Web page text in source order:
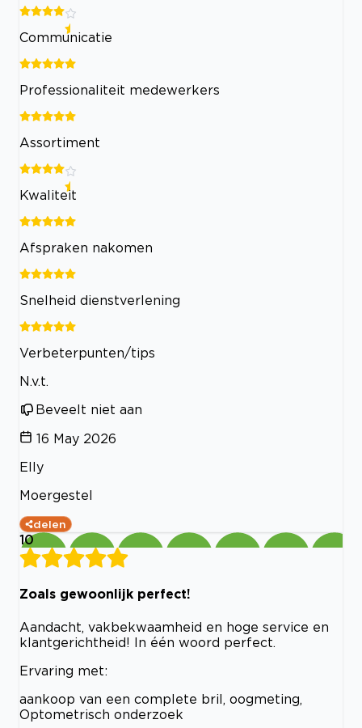
Communicatie
Professionaliteit medewerkers
Assortiment
Kwaliteit
Afspraken nakomen
Snelheid dienstverlening
Verbeterpunten/tips
N.v.t.
Beveelt niet aan
16 May 2026
Elly
Moergestel
delen
10
Zoals gewoonlijk perfect!
Aandacht, vakbekwaamheid en hoge service en
klantgerichtheid! In één woord perfect.
Ervaring met:
aankoop van een complete bril, oogmeting,
Optometrisch onderzoek